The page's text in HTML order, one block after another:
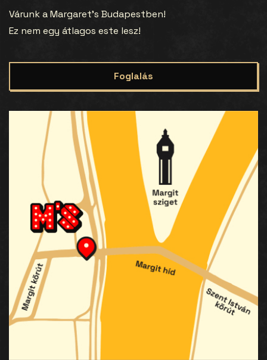
Várunk a Margaret’s Budapestben!
Ez nem egy átlagos este lesz!
Foglalás